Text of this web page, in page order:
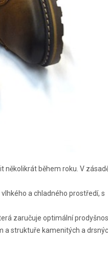
několikrát během roku. V
a chladného prostředí, s
zaručuje optimální
a struktuře kamenitých a